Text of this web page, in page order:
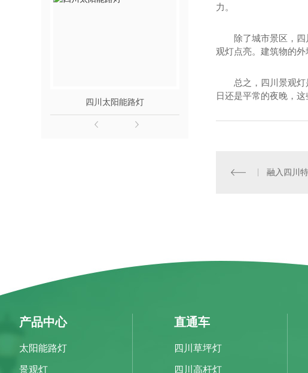
四川太阳能路灯 四川景观灯
力。
除了城市景区，
观灯点亮。建筑物的外
总之，四川景观
日还是平常的夜晚，
融入四川
产品中心
太阳能路灯
景观灯
直通车
四川草坪灯
四川高杆灯